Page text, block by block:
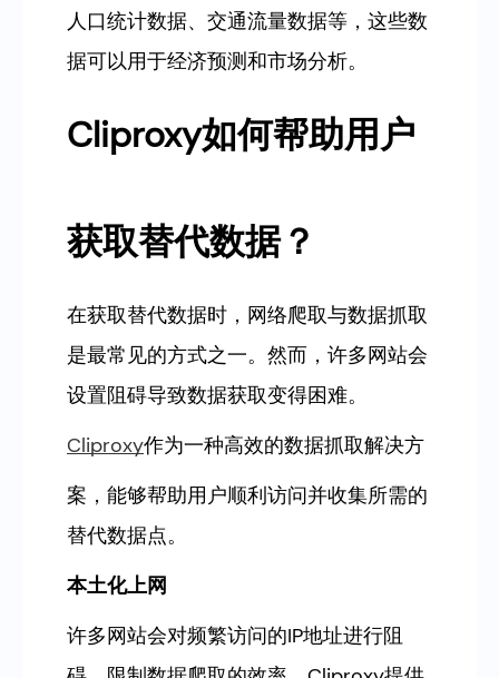
人口统计数据、交通流量数据等，这些数
据可以用于经济预测和市场分析。
Cliproxy如何帮助用户
获取替代数据？
在获取替代数据时，网络爬取与数据抓取
是最常见的方式之一。然而，许多网站会
设置阻碍导致数据获取变得困难。
Cliproxy作为一种高效的数据抓取解决方
案，能够帮助用户顺利访问并收集所需的
替代数据点。
本土化上网
许多网站会对频繁访问的IP地址进行阻